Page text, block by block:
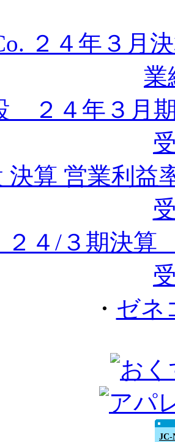
２４年３
業
２４年３月
決算 営業利
４/３期決
・ ゼネ
JC-